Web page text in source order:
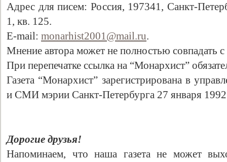
Адрес для писем: Россия, 197341, Санкт-
1, кв. 125.
E-mail: monarhist2001@mail.ru.
Мнение автора может не полностью совпадать
При перепечатке ссылка на “Монархист”
Газета “Монархист” зарегистрирована в
и СМИ мэрии Санкт-Петербурга 27 января
Дорогие друзья!
Напоминаем, что наша газета не может